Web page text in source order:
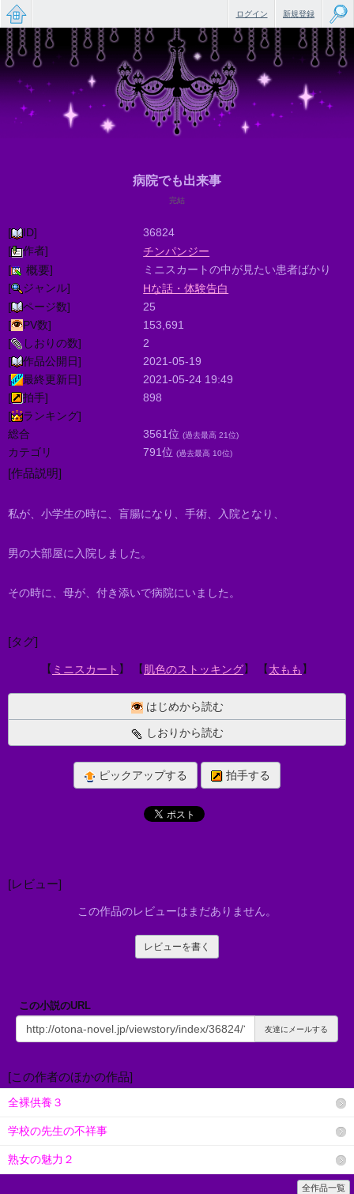
無料で
楽しめ
っと大
新規登録
ログイン
病院でも出来事
完結
[ ID]
36824
[
作者]
チンパンジー
[
概要]
ミニスカートの中が見たい患者ばかり
[
ジャンル]
Hな話・体験告白
[
ページ数]
25
[
PV数]
153,691
[
しおりの数]
2
[
作品公開日]
2021-05-19
[
最終更新日]
2021-05-24 19:49
[
拍手]
898
[
ランキング]
総合
3561位(過去最高 21位)
カテゴリ 791位(過去最高 10位)
[作品説明]
私が、小学生の時に、盲腸になり、手術、入院となり、
男の大部屋に入院しました。
その時に、母が、付き添いで病院にいました。
[タグ]
【 ミニスカート 】 【肌色のストッキング】 【太もも 】
はじめから読む
しおりから読む
ピックアップする 拍手する
[レビュー]
この作品のレビューはまだありません。
レビューを書く
この小説のURL
友達にメールする
[この作者のほかの作品]
全裸供養３
学校の先生の不祥事
熟女の魅力２
全作品一覧